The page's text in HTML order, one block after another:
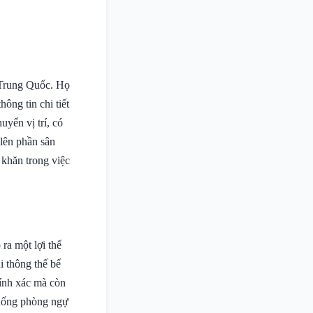
Quốc. Họ
tin chi tiết
vị trí, có
phần sân
trong việc
ra một lợi thế
thông thế bế
xác mà còn
phòng ngự